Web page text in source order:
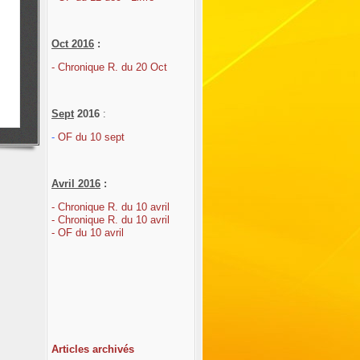
Oct 2016 :
- Chronique R. du 20 Oct
Sept2016 :
- OF du 10 sept
Avril2016 :
- Chronique R. du 10 avril
- Chronique R. du 10 avril
- OF du 10 avril
Articles archivés